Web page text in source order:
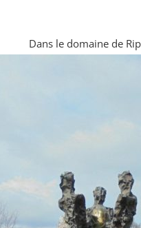
Dans le domaine de